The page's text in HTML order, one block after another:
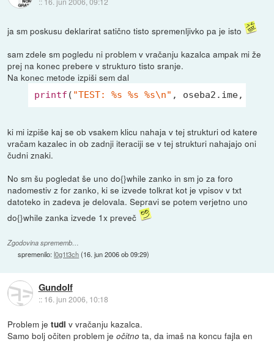
ja sm poskusu deklarirat satično tisto spremenljivko pa je isto
sam zdele sm pogledu ni problem v vračanju kazalca ampak mi že
prej na konec prebere v strukturo tisto sranje.
Na konec metode izpiši sem dal
printf ( "TEST: %s %s %s\n"
ki mi izpiše kaj se ob vsakem klicu nahaja v tej strukturi od katere
vračam kazalec in ob zadnji iteraciji se v tej strukturi nahajajo oni
čudni znaki.
No sm šu pogledat še uno do{}while zanko in sm jo za foro
nadomestiv z for zanko, ki se izvede tolkrat kot je vpisov v txt
datoteko in zadeva je delovala. Sepravi se potem verjetno uno
do{}while zanka izvede 1x preveč
Zgodovina sprememb…
spremenilo:l0g1t3ch(16. jun 2006 ob 09:29)
Gundolf
:: 16. jun 2006, 10:18
Problem jetudi v vračanju kazalca.
Samo bolj očiten problem jeočitno ta, da imaš na koncu fajla en